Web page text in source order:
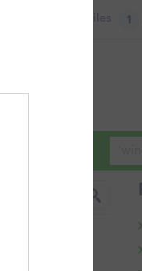
Files 1